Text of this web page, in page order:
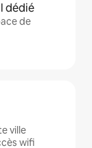
dédié
de
ville
wifi